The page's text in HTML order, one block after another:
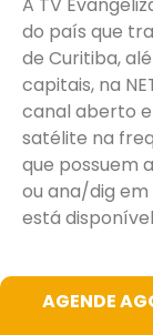
do país que
de Curitiba,
capitais, na
canal aberto e
satélite na
que possuem
ou ana/dig
está
AGENDE